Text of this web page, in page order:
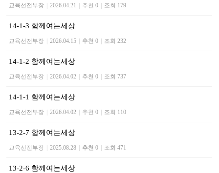
교육선전부장 2026.04.21 추천 0 조회 179
14-1-3 함께여는세상
교육선전부장 2026.04.15 추천 0 조회 232
14-1-2 함께여는세상
교육선전부장 2026.04.02 추천 0 조회 737
14-1-1 함께여는세상
교육선전부장 2026.04.02 추천 0 조회 110
13-2-7 함께여는세상
교육선전부장 2025.08.28 추천 0 조회 471
13-2-6 함께여는세상